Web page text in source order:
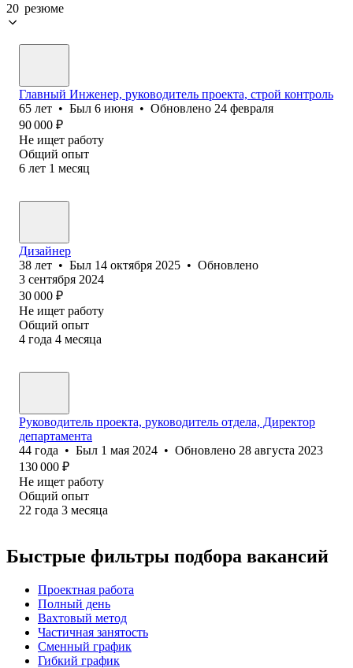
20 резюме
Главный Инженер, руководитель проекта, строй контроль
65 лет • Был 6 июня • Обновлено 24 февраля
90 000 ₽
Не ищет работу
Общий опыт
6 лет 1 месяц
Дизайнер
38 лет • Был 14 октября 2025 • Обновлено
3 сентября 2024
30 000 ₽
Не ищет работу
Общий опыт
4 года 4 месяца
Руководитель проекта, руководитель отдела, Директор
департамента
44 года • Был 1 мая 2024 • Обновлено 28 августа 2023
130 000 ₽
Не ищет работу
Общий опыт
22 года 3 месяца
Быстрые фильтры подбора вакансий
Проектная работа
Полный день
Вахтовый метод
Частичная занятость
Сменный график
Гибкий график